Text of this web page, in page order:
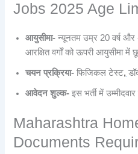
Jobs 2025 Age
आयुसीमा- न्यूनतम उम्र 20 वर्ष
आरक्षित वर्गों को ऊपरी आयुसीमा में
चयन प्रक्रिया- फिजिकल टेस्ट,
आवेदन शुल्क- इस भर्ती में
Maharashtra
Documents